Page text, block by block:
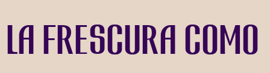
La frescura como